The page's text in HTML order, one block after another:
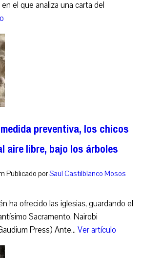
el que analiza una carta del
preventiva, los chicos
aire libre, bajo los árboles
Publicado porSaul Castilblanco Mosos
ha ofrecido las iglesias, guardando el
Sacramento. Nairobi
Press) Ante... Ver artículo